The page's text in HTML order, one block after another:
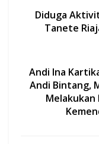
o
o
A
p
Diduga
Tanete
Andi Ina
Andi Bintang,
Melakukan